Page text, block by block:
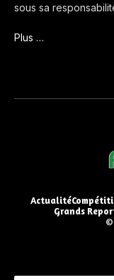
sous sa
Plus …
Actualité
Grands
©